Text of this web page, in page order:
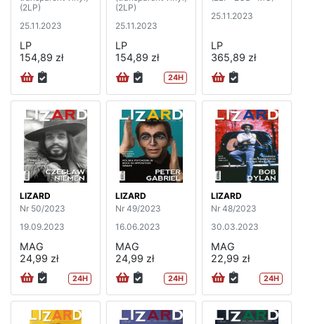
(2LP)
25.11.2023
LP
154,89 zł
(2LP)
25.11.2023
LP
154,89 zł
24H
25.11.2023
LP
365,89 zł
LIZARD
Nr 50/2023
19.09.2023
MAG
24,99 zł
24H
LIZARD
Nr 49/2023
16.06.2023
MAG
24,99 zł
24H
LIZARD
Nr 48/2023
30.03.2023
MAG
22,99 zł
24H